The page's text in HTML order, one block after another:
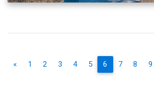
« 1 2 3 4 5 6 7 8 9